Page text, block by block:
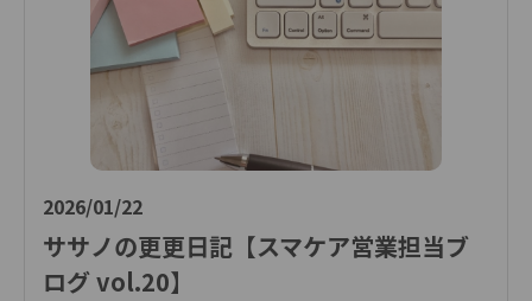
2026/01/22
ササノの更更日記【スマケア営業担当ブ
ログ vol.20】